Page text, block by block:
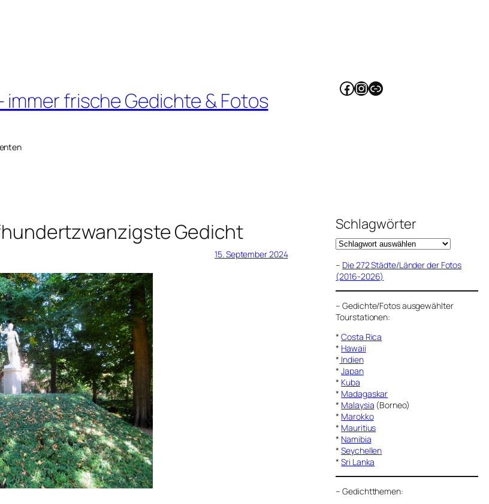
immer frische Gedichte & Fotos Facebook
Instagram
Link
Gedicht
15. September 2024
Schlagwörter
– Die 272 Städte/Länder der Fotos
(2016-2026)
–Gedichte/Fotos ausgewählter
Tourstationen:
*Costa Rica
* Hawaii
* Indien
*Japan
* Kuba
* Madagaskar
* Malaysia (Borneo)
* Marokko
* Mauritius
* Namibia
*Seychellen
*Sri Lanka
–Gedichtthemen: